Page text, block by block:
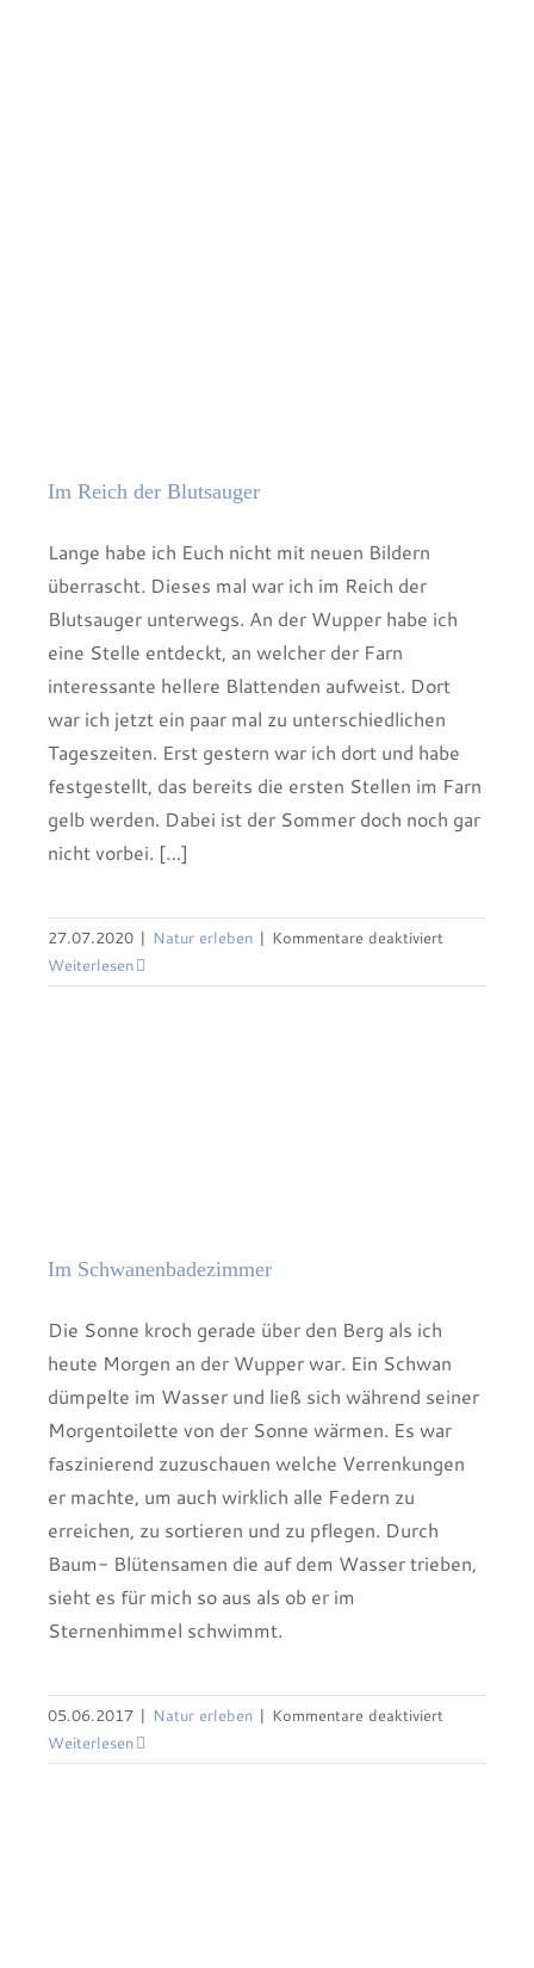
Im Reich der Blutsauger
Lange habe ich Euch nicht mit neuen Bildern
überrascht. Dieses mal war ich im Reich der
Blutsauger unterwegs. An der Wupper habe ich
eine Stelle entdeckt, an welcher der Farn
interessante hellere Blattenden aufweist. Dort
war ich jetzt ein paar mal zu unterschiedlichen
Tageszeiten. Erst gestern war ich dort und habe
festgestellt, das bereits die ersten Stellen im Farn
gelb werden. Dabei ist der Sommer doch noch gar
nicht vorbei. […]
27.07.2020 | Natur erleben | Kommentare deaktiviert
Reich
Weiterlesen
Im Schwanenbadezimmer
Die Sonne kroch gerade über den Berg als ich
heute Morgen an der Wupper war. Ein Schwan
dümpelte im Wasser und ließ sich während seiner
Morgentoilette von der Sonne wärmen. Es war
faszinierend zuzuschauen welche Verrenkungen
er machte, um auch wirklich alle Federn zu
erreichen, zu sortieren und zu pflegen. Durch
Baum- Blütensamen die auf dem Wasser trieben,
sieht es für mich so aus als ob er im
Sternenhimmel schwimmt.
05.06.2017 | Natur erleben | Kommentare deaktiviert
Weiterlesen
Ein Tag am Wupper – Amazonas